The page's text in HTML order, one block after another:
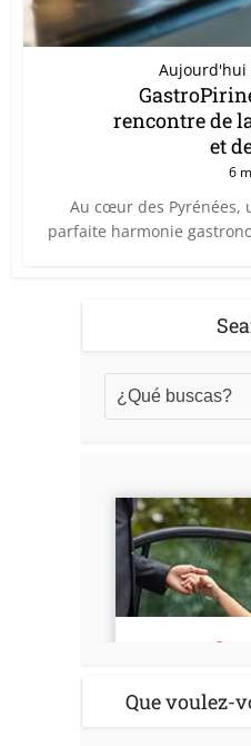
Aujourd'hui
rencontre de
et
6
Au cœur des Pyrénées,
parfaite harmonie
Que voulez-